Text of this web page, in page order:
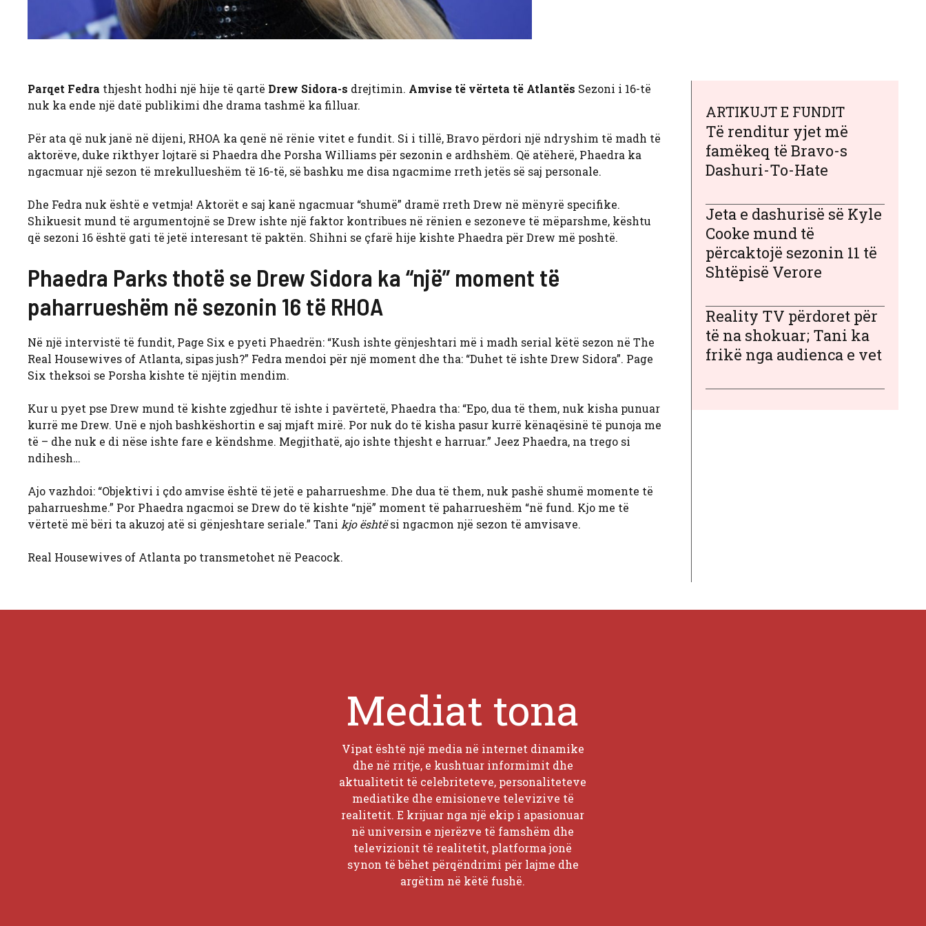
Parqet Fedra thjesht hodhi një hije të qartë Drew Sidora-s drejtimin. Amvise të vërteta të Atlantës Sezoni i 16-të
nuk ka ende një datë publikimi dhe drama tashmë ka filluar.
Për ata që nuk janë në dijeni, RHOA ka qenë në rënie vitet e fundit. Si i tillë, Bravo përdori një ndryshim të madh të
aktorëve, duke rikthyer lojtarë si Phaedra dhe Porsha Williams për sezonin e ardhshëm. Që atëherë, Phaedra ka
ngacmuar një sezon të mrekullueshëm të 16-të, së bashku me disa ngacmime rreth jetës së saj personale.
Dhe Fedra nuk është e vetmja! Aktorët e saj kanë ngacmuar “shumë” dramë rreth Drew në mënyrë specifike.
Shikuesit mund të argumentojnë se Drew ishte një faktor kontribues në rënien e sezoneve të mëparshme, kështu
që sezoni 16 është gati të jetë interesant të paktën. Shihni se çfarë hije kishte Phaedra për Drew më poshtë.
Phaedra Parks thotë se Drew Sidora ka “një” moment të
paharrueshëm në sezonin 16 të RHOA
Në një intervistë të fundit, Page Six e pyeti Phaedrën: “Kush ishte gënjeshtari më i madh serial këtë sezon në The
Real Housewives of Atlanta, sipas jush?” Fedra mendoi për një moment dhe tha: “Duhet të ishte Drew Sidora”. Page
Six theksoi se Porsha kishte të njëjtin mendim.
Kur u pyet pse Drew mund të kishte zgjedhur të ishte i pavërtetë, Phaedra tha: “Epo, dua të them, nuk kisha punuar
kurrë me Drew. Unë e njoh bashkëshortin e saj mjaft mirë. Por nuk do të kisha pasur kurrë kënaqësinë të punoja me
të – dhe nuk e di nëse ishte fare e këndshme. Megjithatë, ajo ishte thjesht e harruar.” Jeez Phaedra, na trego si
ndihesh…
Ajo vazhdoi: “Objektivi i çdo amvise është të jetë e paharrueshme. Dhe dua të them, nuk pashë shumë momente të
paharrueshme.” Por Phaedra ngacmoi se Drew do të kishte “një” moment të paharrueshëm “në fund. Kjo me të
vërtetë më bëri ta akuzoj atë si gënjeshtare seriale.” Tani kjo ështësi ngacmon një sezon të amvisave.
Real Housewives of Atlanta po transmetohet në Peacock.
ARTIKUJT E FUNDIT
Të renditur yjet më
famëkeq të Bravo-s
Dashuri-To-Hate
Jeta e dashurisë së Kyle
Cooke mund të
përcaktojë sezonin 11 të
Shtëpisë Verore
Reality TV përdoret për
të na shokuar; Tani ka
frikë nga audienca e vet
Mediat tona
Vipat është një media në internet dinamike
dhe në rritje, e kushtuar informimit dhe
aktualitetit të celebriteteve, personaliteteve
mediatike dhe emisioneve televizive të
realitetit. E krijuar nga një ekip i apasionuar
në universin e njerëzve të famshëm dhe
televizionit të realitetit, platforma jonë
synon të bëhet përqëndrimi për lajme dhe
argëtim në këtë fushë.